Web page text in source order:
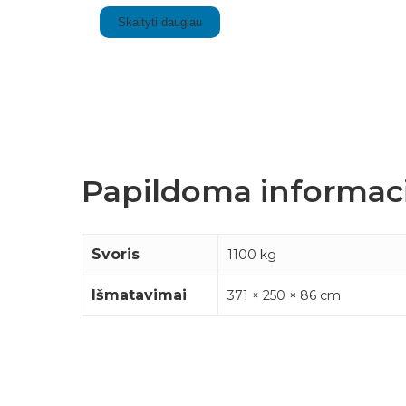
Skaityti daugiau
Papildoma
Svoris 1100 kg
Išmatavimai 371 × 250 × 86 cm